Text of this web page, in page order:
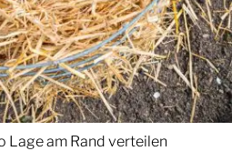
Lage am Rand verteilen